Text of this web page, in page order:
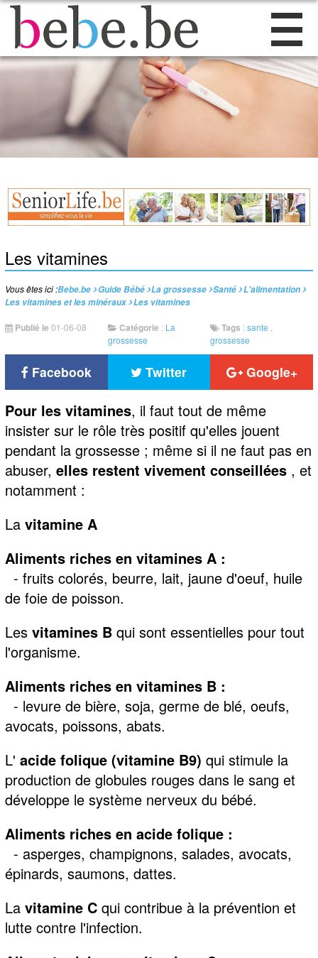
Les vitamines
Vous êtes ici :Bebe.be Guide Bébé La grossesse Santé L'alimentation
Les vitamines et les minéraux Les vitamines
Publié le 01-06-08 Catégorie : La
grossesse
Tags :sante
grossesse
Facebook Twitter Google+
Pour les vitamines, il faut tout de même
insister sur le rôle très positif qu'elles jouent
pendant la grossesse ; même si il ne faut pas en
abuser,elles restent vivement conseillées , et
notamment :
Lavitamine A
Aliments riches en vitamines A :
- fruits colorés, beurre, lait, jaune d'oeuf, huile
de foie de poisson.
Lesvitamines Bqui sont essentielles pour tout
l'organisme.
Aliments riches en vitamines B :
- levure de bière, soja, germe de blé, oeufs,
avocats, poissons, abats.
L'acide folique (vitamine B9)qui stimule la
production de globules rouges dans le sang et
développe le système nerveux du bébé.
Aliments riches en acide folique :
- asperges, champignons, salades, avocats,
épinards, saumons, dattes.
Lavitamine Cqui contribue à la prévention et
lutte contre l'infection.